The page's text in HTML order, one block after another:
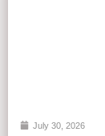
July 30, 2026